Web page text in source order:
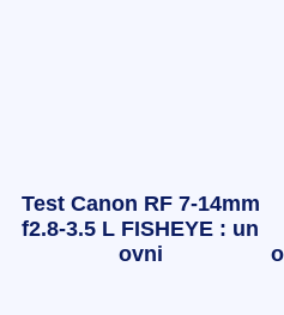
Test Canon RF 7-14mm
f2.8-3.5 L FISHEYE : un
ovni